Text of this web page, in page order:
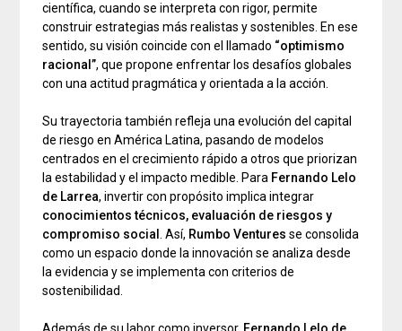
científica, cuando se interpreta con rigor, permite
construir estrategias más realistas y sostenibles. En ese
sentido, su visión coincide con el llamado “optimismo
racional”, que propone enfrentar los desafíos globales
con una actitud pragmática y orientada a la acción.
Su trayectoria también refleja una evolución del capital
de riesgo en América Latina, pasando de modelos
centrados en el crecimiento rápido a otros que priorizan
la estabilidad y el impacto medible. Para Fernando Lelo
de Larrea, invertir con propósito implica integrar
conocimientos técnicos, evaluación de riesgos y
compromiso social. Así, Rumbo Ventures se consolida
como un espacio donde la innovación se analiza desde
la evidencia y se implementa con criterios de
sostenibilidad.